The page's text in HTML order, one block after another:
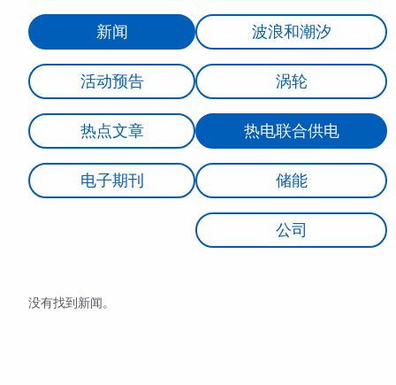
新闻
活动预告
热点文章
电子期刊
波浪和潮汐
涡轮
热电联合供电
储能
公司
没有找到新闻。